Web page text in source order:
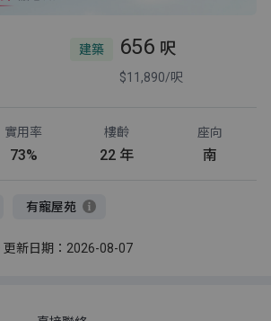
建築 656 呎
$11,890/呎
實用率
73%
樓齡
22 年
座向
南
有寵屋苑
更新日期：2026-08-07